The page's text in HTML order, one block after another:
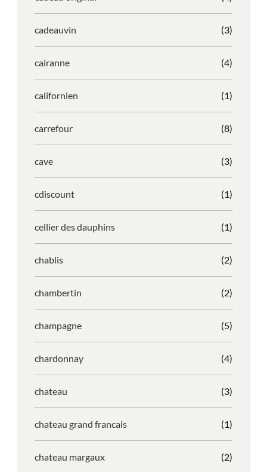
cadeauvin (3)
cairanne (4)
californien (1)
carrefour (8)
cave (3)
cdiscount (1)
cellier des dauphins (1)
chablis (2)
chambertin (2)
champagne (5)
chardonnay (4)
chateau (3)
chateau grand francais (1)
chateau margaux (2)